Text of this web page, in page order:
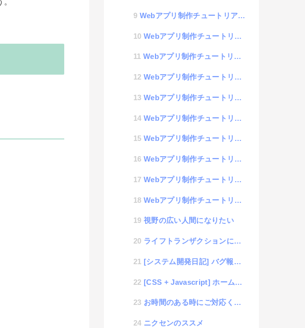
Webアプリ制作チュートリアル #10「バックエンドプログラミング言語」
Webアプリ制作チュートリアル #09「チャットアプリの構築」
Webアプリ制作チュートリアル #08「データベース」
Webアプリ制作チュートリアル #07「セキュリティ」
Webアプリ制作チュートリアル #06「CUI」
Webアプリ制作チュートリアル #05「サーバー」
Webアプリ制作チュートリアル #04「AJAX」
Webアプリ制作チュートリアル #03「アーキテクチャ」
Webアプリ制作チュートリアル #02「学習手順」
Webアプリ制作チュートリアル #01「はじめの一歩」
視野の広い人間になりたい
ライフトランザクションについて考える
[システム開発日記] バグ報告のウソを見抜け！
[CSS + Javascript] ホームページ制作テクニック : ページ内リンクでURLにハッシ...
お時間のある時にご対応くださいは相手を追い込む呪いの言葉
ニクセンのススメ